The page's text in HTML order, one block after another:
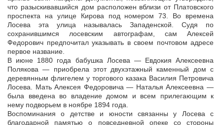
что разыскивавшийся дом расположен вблизи от Платовского
проспекта на улице Кирова под номером 73. Во времена
Лосева эта улица называлась Западенской. Судя по
сохранившимся лосевским автографам, сам Алексей
Федорович предпочитал указывать в своем почтовом адресе
первое название.
В июне 1880 года бабушка Лосева — Евдокия Алексеевна
Полякова — приобрела этот двухэтажный каменный дом с
деревянным флигелем у торгового казака Василия Петровича
Лосева. Мать Алексея Федоровича — Наталья Алексеевна —
была введена во владение домом и всем прилегающим к
нему подворьем в ноябре 1894 года.
Воспоминания о детстве и юности связанны у Лосева с
благодарной памятью о повседневной опеке со стороны